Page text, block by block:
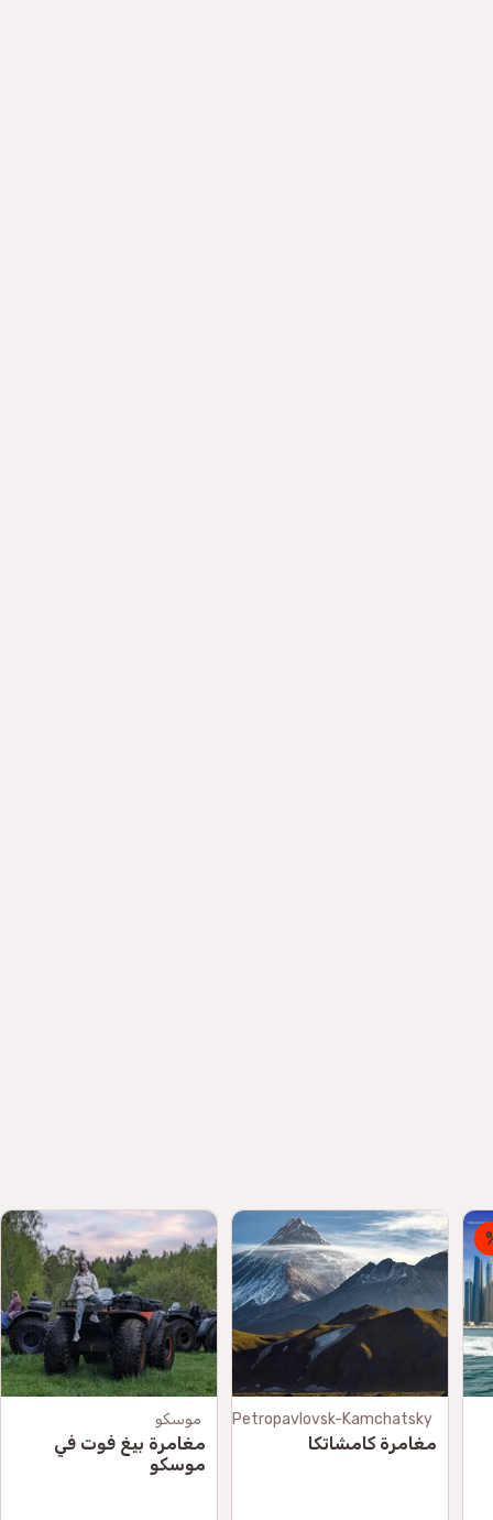
Petropavlovsk-Kamchatsky
مغامرة كامشاتكا
موسكو
مغامرة بيغ فوت في
موسكو